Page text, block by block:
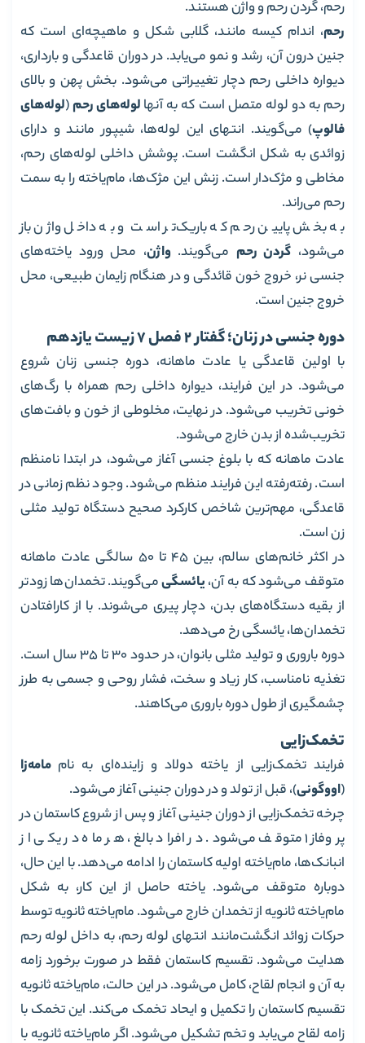
رحم، گردن رحم و واژن هستند.
رحم، اندام کیسه مانند، گلابی شکل و ماهیچه‌ای است که
جنین درون آن، رشد و نمو می‌یابد. در دوران قاعدگی و بارداری،
دیواره داخلی رحم دچار تغییراتی می‌شود. بخش پهن و بالای
رحم به دو لوله متصل است که به آنهالوله‌های رحم(لوله‌های
فالوپ) می‌گویند. انتهای این لوله‌ها، شیپور مانند و دارای
زوائدی به شکل انگشت است. پوشش داخلی لوله‌های رحم،
مخاطی و مژک‌دار است. زنش این مژک‌ها، مام‌یاخته را به سمت
رحم می‌راند.
به بخش پایین رحم که باریک‌تر است و به داخل واژن باز
می‌شود، گردن رحم می‌گویند. واژن، محل ورود یاخته‌های
جنسی نر، خروج خون قائدگی و در هنگام زایمان طبیعی، محل
خروج جنین است.
دوره جنسی در زنان؛ گفتار 2 فصل 7 زیست یازدهم
با اولین قاعدگی یا عادت ماهانه، دوره جنسی زنان شروع
می‌شود. در این فرایند، دیواره داخلی رحم همراه با رگ‌های
خونی تخریب می‌شود. در نهایت، مخلوطی از خون و بافت‌های
تخریب‌شده از بدن خارج می‌شود.
عادت ماهانه که با بلوغ جنسی آغاز می‌شود، در ابتدا نامنظم
است. رفته‌رفته این فرایند منظم می‌شود. وجود نظم زمانی در
قاعدگی، مهم‌ترین شاخص کارکرد صحیح دستگاه تولید مثلی
زن است.
در اکثر خانم‌های سالم، بین 45 تا 50 سالگی عادت ماهانه
متوقف می‌شود که به آن،یائسگیمی‌گویند. تخمدان‌ها زودتر
از بقیه دستگاه‌های بدن، دچار پیری می‌شوند. با از کار‌افتادن
تخمدان‌ها، یائسگی رخ می‌دهد.
دوره باروری و تولید مثلی بانوان، در حدود 30 تا 35 سال است.
تغذیه نامناسب، کار زیاد و سخت، فشار روحی و جسمی به طرز
چشمگیری از طول دوره باروری می‌کاهند.
تخمک‌زایی
فرایند تخمک‌زایی از یاخته دولاد و زاینده‌ای به نام مامه‌زا
(اووگونی)، قبل از تولد و در دوران جنینی آغاز می‌شود.
چرخه تخمک‌زایی از دوران جنینی آغاز و پس از شروع کاستمان در
پروفاز 1 متوقف می‌شود. در افراد بالغ، هر ماه در یکی از
انبانک‌ها، مام‌یاخته اولیه کاستمان را ادامه می‌دهد. با این حال،
دوباره متوقف می‌شود. یاخته حاصل از این کار، به شکل
مام‌یاخته ثانویه از تخمدان خارج می‌شود. مام‌یاخته ثانویه توسط
حرکات زوائد انگشت‌مانند انتهای لوله رحم، به داخل لوله رحم
هدایت می‌شود. تقسیم کاستمان فقط در صورت برخورد زامه
به آن و انجام لقاح، کامل می‌شود. در این حالت، مام‌یاخته ثانویه
تقسیم کاستمان را تکمیل و ایحاد تخمک می‌کند. این تخمک با
زامه لقاح می‌یابد و تخم تشکیل می‌شود. اگر مام‌یاخته ثانویه با